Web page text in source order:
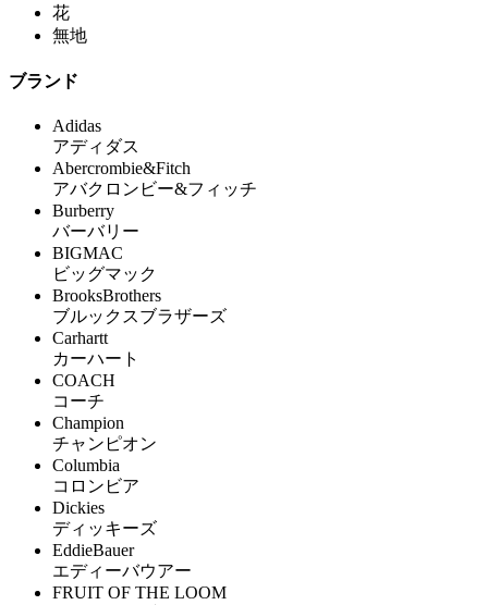
花
無地
ブランド
Adidas
アディダス
Abercrombie&Fitch
アバクロンビー&フィッチ
Burberry
バーバリー
BIGMAC
ビッグマック
BrooksBrothers
ブルックスブラザーズ
Carhartt
カーハート
COACH
コーチ
Champion
チャンピオン
Columbia
コロンビア
Dickies
ディッキーズ
EddieBauer
エディーバウアー
FRUIT OF THE LOOM